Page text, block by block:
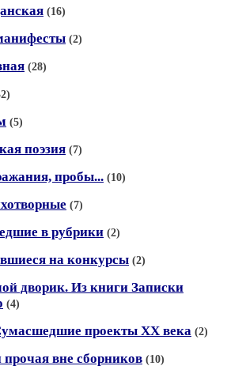
(16)
(2)
(28)
(5)
поэзия (7)
пробы... (10)
(7)
в рубрики (2)
на конкурсы (2)
дворик. Из книги Записки
(4)
проекты ХХ века (2)
вне сборников (10)